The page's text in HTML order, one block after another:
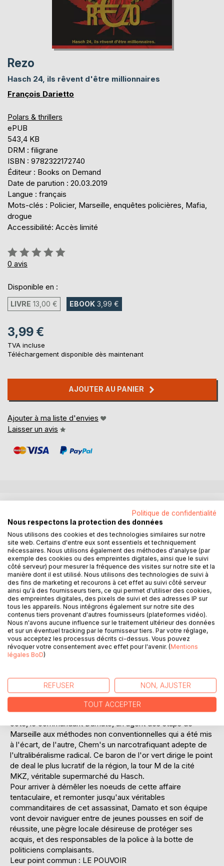
Rezo
Hasch 24, ils rêvent d'être millionnaires
François Darietto
Polars & thrillers
ePUB
543,4 KB
DRM : filigrane
ISBN : 9782322172740
Éditeur : Books on Demand
Date de parution : 20.03.2019
Langue : français
Mots-clés : Policier, Marseille, enquêtes policières, Mafia,
drogue
Accessibilité: Accès limité
Évaluation:
0%
0 avis
Disponible en :
LIVRE 13,00 € EBOOK 3,99 €
3,99 €
TVA incluse
Téléchargement disponible dès maintenant
AJOUTER AU PANIER
Ajouter à ma liste d'envies
Laisser un avis
Grand Prix de Littérature des Off de Cannes 2019
Marseille, 2016.
Tous les mois, des centaines de kilos de cannabis
acheminés depuis le Maroc via l'Espagne sont déchargés
dans les halls de ses cités. Chaque année, ce sont
plusieurs dizaines de cadavres, essentiellement des jeunes
issus de ses quartiers qui tombent sous les balles d'armes
de guerre.
REZO est une immersion dans l'univers ultra-violent de cet
infra monde gangrené, où flics des stups, narcotrafiquants
sans scrupules, politiciens véreux et figures locales du
grand banditisme se côtoient pour mieux s'espionner.
Le chauffeur d'une élue arrosé à la kalachnikov est
électorale, il n'en faut pas plus pour mettre le feu aux
poudres.
Dans ce polar percutant, deux hommes que tout oppose
vont se jauger, s'affronter et parfois même s'aider. D'un
côté, le commandant Damato, un agent des stups de
Marseille aux méthodes non conventionnelles qui a été mis
à l'écart, de l'autre, Chem's un narcotrafiquant adepte de
l'ultralibéralisme radical. Ce baron de l'or vert dirige le point
de deal le plus lucratif de la région, la tour M de la cité
MKZ, véritable supermarché du Hasch.
Pour arriver à démêler les noeuds de cette affaire
tentaculaire, et remonter jusqu'aux véritables
commanditaires de cet assassinat, Damato et son équipe
vont devoir naviguer entre de jeunes pousses en soif de
réussite, une pègre locale désireuse de protéger ses
acquis, et des responsables de la police à la botte de
politiciens complaisants.
Leur point commun : LE POUVOIR
Politique de confidentialité
Nous respectons la protection des données
Nous utilisons des cookies et des technologies similaires sur notre
site web. Certains d'entre eux sont essentiels et techniquement
nécessaires. Nous utilisons également des méthodes d'analyse (par
exemple des cookies ou des empreintes digitales, ainsi que le suivi
côté serveur) pour mesurer la fréquence des visites sur notre site et la
manière dont il est utilisé. Nous utilisons des technologies de suivi à
des fins de marketing et recourons à cet effet au suivi côté serveur
ainsi qu'à des fournisseurs tiers, ce qui permet d'utiliser des cookies,
des empreintes digitales, des pixels de suivi et des adresses IP sur
tous les appareils. Nous intégrons également sur notre site des
contenus tiers provenant d'autres fournisseurs (plateformes vidéo).
Nous n'avons aucune influence sur le traitement ultérieur des données
et sur un éventuel tracking par le fournisseur tiers. Par votre réglage,
vous acceptez les processus décrits ci-dessus. Vous pouvez
révoquer votre consentement avec effet pour l'avenir. (Mentions
légales BoD)
REFUSER NON, AJUSTER
TOUT ACCEPTER